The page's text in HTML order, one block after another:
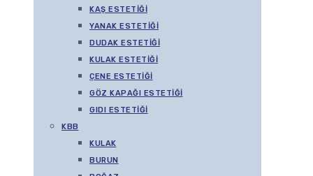
KAŞ ESTETIĞI
YANAK ESTETIĞI
DUDAK ESTETIĞI
KULAK ESTETIĞI
ÇENE ESTETIĞI
GÖZ KAPAĞI ESTETIĞI
GIDI ESTETIĞI
KBB
KULAK
BURUN